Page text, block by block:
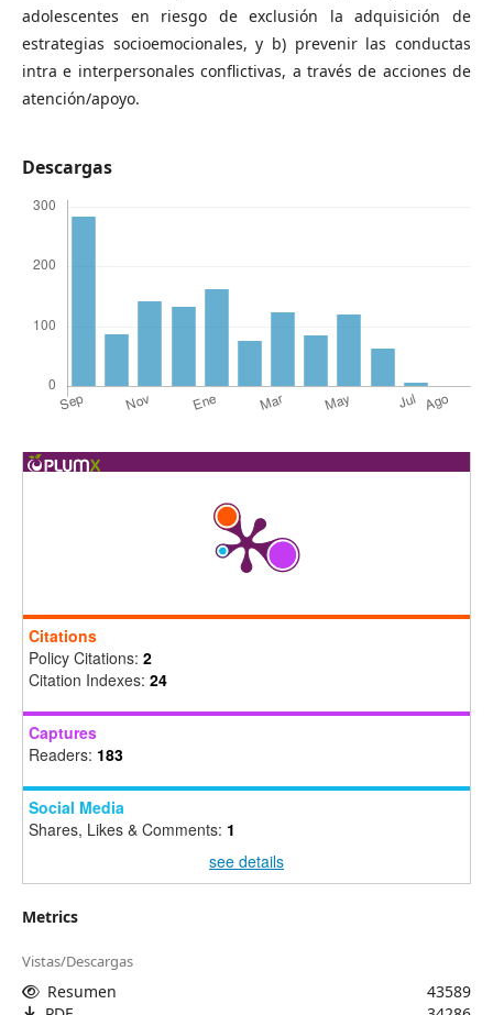
adolescentes en riesgo de exclusión la adquisición de
estrategias socioemocionales, y b) prevenir las conductas
intra e interpersonales conflictivas, a través de acciones de
atención/apoyo.
Descargas
Citations
Policy Citations: 2
Citation Indexes: 24
Captures
Readers: 183
Social Media
Shares, Likes & Comments: 1
see details
Metrics
Vistas/Descargas
Resumen
43589